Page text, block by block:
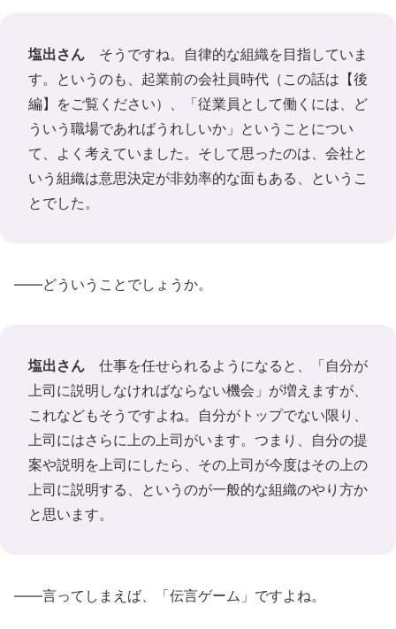
塩出さん そうですね。自律的な組織を目指していま
す。というのも、起業前の会社員時代（この話は【後
編】をご覧ください）、「従業員として働くには、ど
ういう職場であればうれしいか」ということについ
て、よく考えていました。そして思ったのは、会社と
いう組織は意思決定が非効率的な面もある、というこ
とでした。
――どういうことでしょうか。
塩出さん 仕事を任せられるようになると、「自分が
上司に説明しなければならない機会」が増えますが、
これなどもそうですよね。自分がトップでない限り、
上司にはさらに上の上司がいます。つまり、自分の提
案や説明を上司にしたら、その上司が今度はその上の
上司に説明する、というのが一般的な組織のやり方か
と思います。
――言ってしまえば、「伝言ゲーム」ですよね。